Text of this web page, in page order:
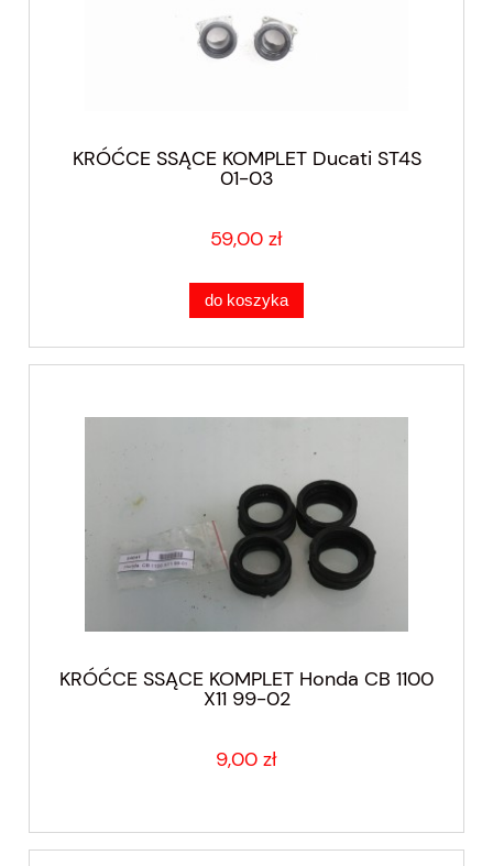
KRÓĆCE SSĄCE KOMPLET Ducati ST4S
01-03
59,00 zł
do koszyka
KRÓĆCE SSĄCE KOMPLET Honda CB 1100
X11 99-02
9,00 zł